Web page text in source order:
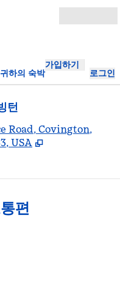
귀하의 숙박
가입하기
로그인
턴
Road, Covington,
USA
편